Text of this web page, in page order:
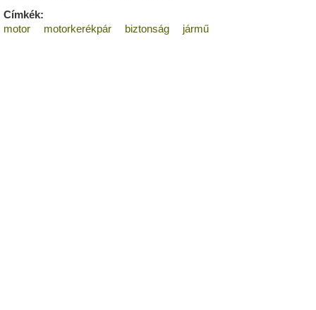
Címkék:
motor
motorkerékpár biztonság jármű